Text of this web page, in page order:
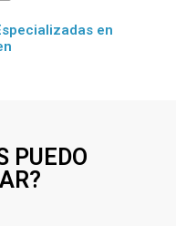
en
PUEDO